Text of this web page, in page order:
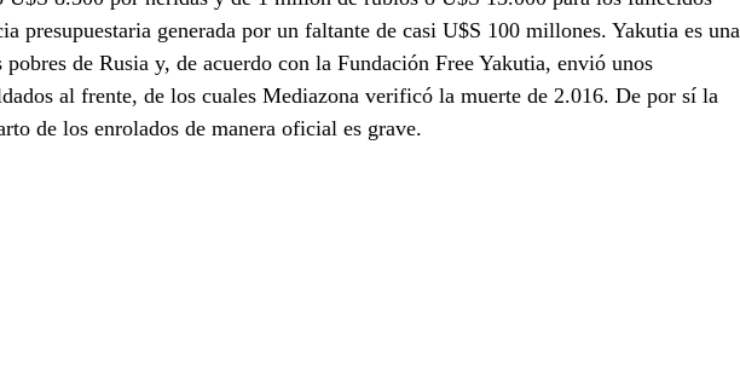
presupuestaria generada por un faltante de casi U$S 100 millones. Yakutia es una
pobres de Rusia y, de acuerdo con la Fundación Free Yakutia, envió unos
al frente, de los cuales Mediazona verificó la muerte de 2.016. De por sí la
de los enrolados de manera oficial es grave.